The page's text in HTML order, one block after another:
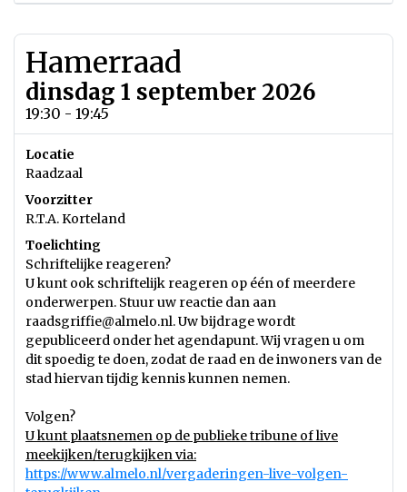
Hamerraad
dinsdag 1 september 2026
19:30 - 19:45
Locatie
Raadzaal
Voorzitter
R.T.A. Korteland
Toelichting
Schriftelijke reageren?
U kunt ook schriftelijk reageren op één of meerdere
onderwerpen. Stuur uw reactie dan aan
raadsgriffie@almelo.nl. Uw bijdrage wordt
gepubliceerd onder het agendapunt. Wij vragen u om
dit spoedig te doen, zodat de raad en de inwoners van de
stad hiervan tijdig kennis kunnen nemen.
Volgen?
U kunt plaatsnemen op de publieke tribune of live
meekijken/terugkijken via:
https://www.almelo.nl/vergaderingen-live-volgen-